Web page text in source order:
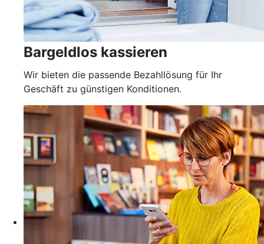
Bargeldlos kassieren
Wir bieten die passende Bezahllösung für Ihr
Geschäft zu günstigen Konditionen.